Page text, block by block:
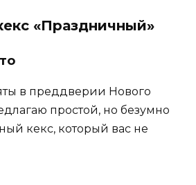
«Праздничный»
в преддверии Нового
простой, но безумно
кекс, который вас не